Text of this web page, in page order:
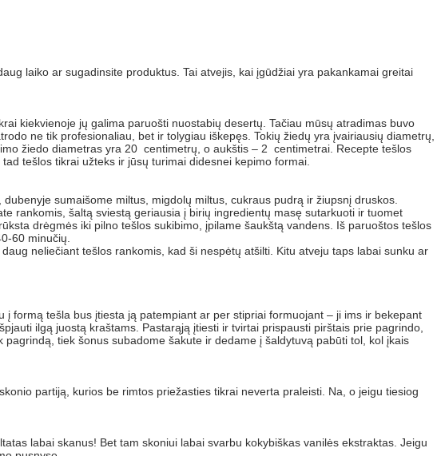
laiko ar sugadinsite produktus. Tai atvejis, kai įgūdžiai yra pakankamai greitai
kiekvienoje jų galima paruošti nuostabių desertų. Tačiau mūsų atradimas buvo
ne tik profesionaliau, bet ir tolygiau iškepęs. Tokių žiedų yra įvairiausių diametrų,
žiedo diametras yra 20 centimetrų, o aukštis – 2 centimetrai. Recepte tešlos
tešlos tikrai užteks ir jūsų turimai didesnei kepimo formai.
sumaišome miltus, migdolų miltus, cukraus pudrą ir žiupsnį druskos.
rankomis, šaltą sviestą geriausia į birių ingredientų masę sutarkuoti ir tuomet
drėgmės iki pilno tešlos sukibimo, įpilame šaukštą vandens. Iš paruoštos tešlos
60 minučių.
neliečiant tešlos rankomis, kad ši nespėtų atšilti. Kitu atveju taps labai sunku ar
formą tešla bus įtiesta ją patempiant ar per stipriai formuojant – ji ims ir bekepant
ilgą juostą kraštams. Pastarąją įtiesti ir tvirtai prispausti pirštais prie pagrindo,
tiek šonus subadome šakute ir dedame į šaldytuvą pabūti tol, kol įkais
partiją, kurios be rimtos priežasties tikrai neverta praleisti. Na, o jeigu tiesiog
labai skanus! Bet tam skoniui labai svarbu kokybiškas vanilės ekstraktas. Jeigu